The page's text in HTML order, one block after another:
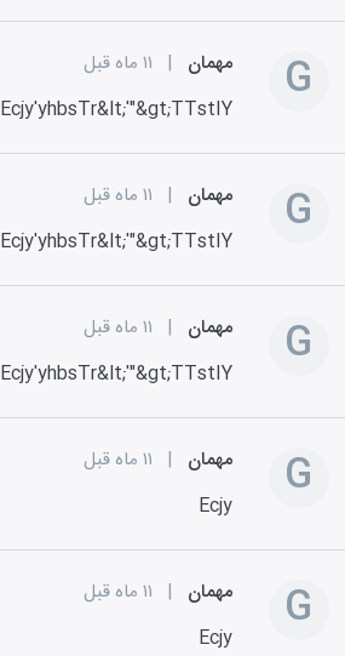
G مهمان | ۱۱ ماه قبل
Ecjy'yhbsTr&lt;'"&gt;TTstIY
G مهمان | ۱۱ ماه قبل
Ecjy'yhbsTr&lt;'"&gt;TTstIY
G مهمان | ۱۱ ماه قبل
Ecjy'yhbsTr&lt;'"&gt;TTstIY
G مهمان | ۱۱ ماه قبل
Ecjy
G مهمان | ۱۱ ماه قبل
Ecjy